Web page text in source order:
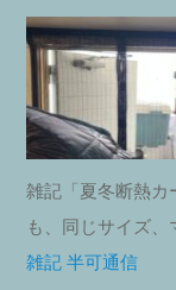
雑記「夏冬断熱カ
も、同じサイズ
雑記 半可通信